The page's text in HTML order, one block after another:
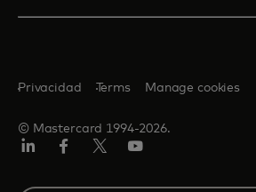
© Mastercard 1994-2026.
Privacidad Terms Manage cookies